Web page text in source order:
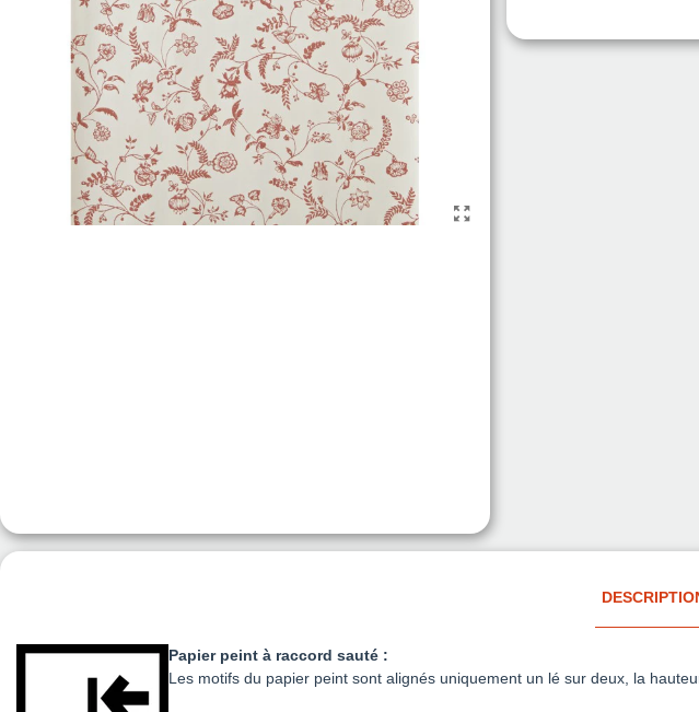
Papier peint à raccord sauté :
Les motifs du papier peint sont alignés uniquement un lé sur deux, la